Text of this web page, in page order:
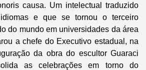
causa. Um intelectual traduzido
e que se tornou o terceiro
do mundo em universidades da área
a chefe do Executivo estadual, na
da obra do escultor Guaraci
as celebrações em torno do